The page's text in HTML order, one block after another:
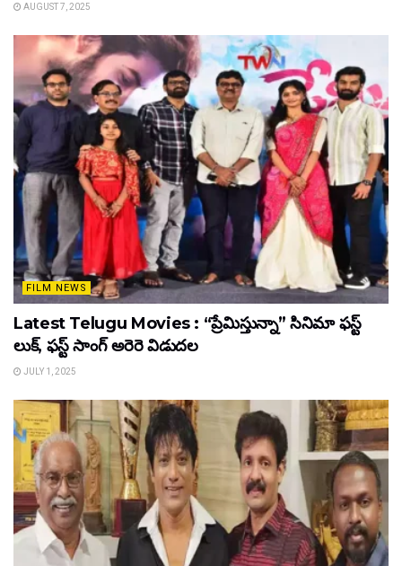
AUGUST 7, 2025
FILM NEWS
Latest Telugu Movies : “ప్రేమిస్తున్నా” సినిమా ఫస్ట్
లుక్, ఫస్ట్ సాంగ్ అరెరె విడుదల
JULY 1, 2025